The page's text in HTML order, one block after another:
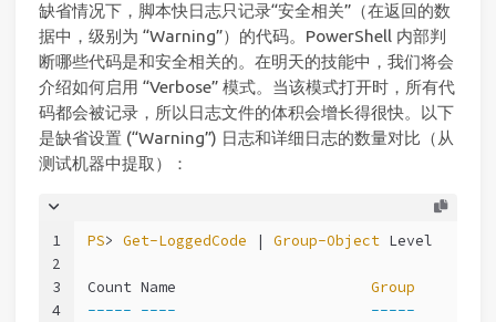
缺省情况下，脚本快日志只记录“安全相关”（在返回的数
据中，级别为 “Warning”）的代码。PowerShell 内部判
断哪些代码是和安全相关的。在明天的技能中，我们将会
介绍如何启用 “Verbose” 模式。当该模式打开时，所有代
码都会被记录，所以日志文件的体积会增长得很快。以下
是缺省设置 (“Warning”) 日志和详细日志的数量对比（从
测试机器中提取）：
1
2
3
4
PS> Get-LoggedCode | Group-Object Level
Count Name Group
----- ----
-----